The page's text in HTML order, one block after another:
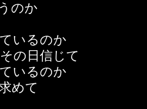
のか
いるのか
の日信じて
いるのか
めて